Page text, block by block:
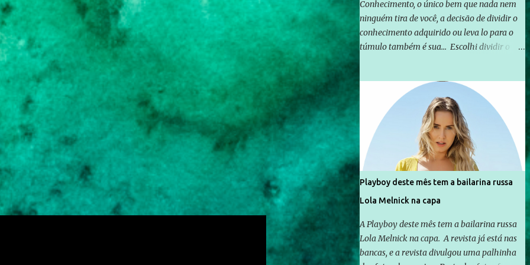
Conhecimento, o único bem que nada nem
ninguém tira de você, a decisão de dividir o
conhecimento adquirido ou leva lo para o
túmulo também é sua... Escolhi dividir o
mais e mais pessoas terem acesso a
educação e ao conhecimento. Não sou
Professor, a mais nobre das profissões, mas
tento ser um empreendedor da
comunicação, que além de informação
cotidiana, corriqueira e cada vez mais
preocupantes, do tipo que você já esta
acostumado a ver neste espaço, vou
trabalhar a ideia que possibilite distribuir
consistente a riqueza do conhecimento...
Exemplo: o cidadão brasileiro não precisa só
ser informado sobre operações da Lava Jato,
Playboy deste mês tem a bailarina russa
Lola Melnick na capa
A Playboy deste mês tem a bailarina russa
Lola Melnick na capa. A revista já está nas
bancas, e a revista divulgou uma palhinha